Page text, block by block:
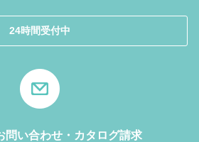
24時間受付中
問い合わせ・カタログ請求